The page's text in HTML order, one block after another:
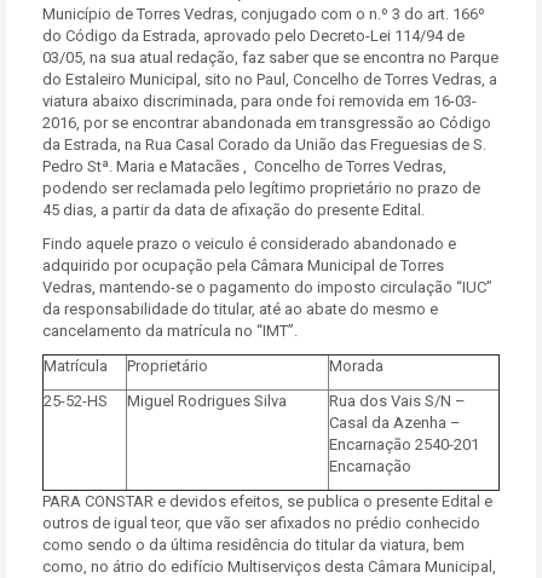
Município de Torres Vedras, conjugado com o n.º 3 do art. 166º
do Código da Estrada, aprovado pelo Decreto-Lei 114/94 de
03/05, na sua atual redação, faz saber que se encontra no Parque
do Estaleiro Municipal, sito no Paul, Concelho de Torres Vedras, a
viatura abaixo discriminada, para onde foi removida em 16-03-
2016, por se encontrar abandonada em transgressão ao Código
da Estrada, na Rua Casal Corado da União das Freguesias de S.
Pedro Stª. Maria e Matacães , Concelho de Torres Vedras,
podendo ser reclamada pelo legítimo proprietário no prazo de
45 dias, a partir da data de afixação do presente Edital.
Findo aquele prazo o veiculo é considerado abandonado e
adquirido por ocupação pela Câmara Municipal de Torres
Vedras, mantendo-se o pagamento do imposto circulação “IUC”
da responsabilidade do titular, até ao abate do mesmo e
cancelamento da matrícula no “IMT”.
Matrícula
Proprietário
Morada
25-52-HS
Miguel Rodrigues Silva
Rua dos Vais S/N –
Casal da Azenha –
Encarnação 2540-201
Encarnação
PARA CONSTAR e devidos efeitos, se publica o presente Edital e
outros de igual teor, que vão ser afixados no prédio conhecido
como sendo o da última residência do titular da viatura, bem
como, no átrio do edifício Multiserviços desta Câmara Municipal,